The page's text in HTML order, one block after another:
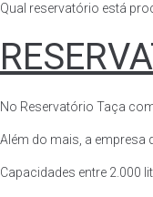
Qual reservatório está
No Reservatório Taça
Além do mais, a empresa
Capacidades entre 2.000